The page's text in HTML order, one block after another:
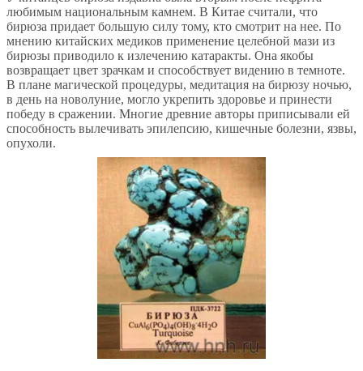
любимым национальным камнем. В Китае считали, что
бирюза придает большую силу тому, кто смотрит на нее. По
мнению китайских медиков применение целебной мази из
бирюзы приводило к излечению катаракты. Она якобы
возвращает цвет зрачкам и способствует видению в темноте.
В плане магической процедуры, медитация на бирюзу ночью,
в день на новолуние, могло укрепить здоровье и принести
победу в сражении. Многие древние авторы приписывали ей
способность вылечивать эпилепсию, кишечные болезни, язвы,
опухоли.